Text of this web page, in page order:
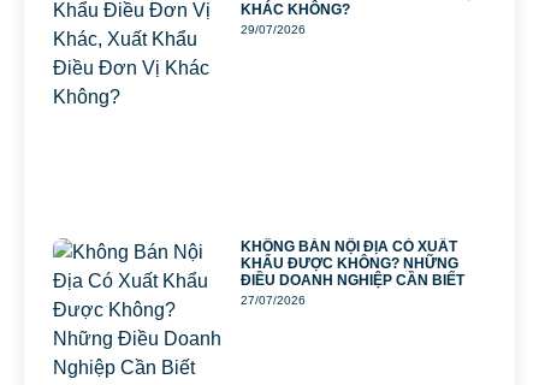
KHÁC KHÔNG?
29/07/2026
KHÔNG BÁN NỘI ĐỊA CÓ XUẤT
KHẨU ĐƯỢC KHÔNG? NHỮNG
ĐIỀU DOANH NGHIỆP CẦN BIẾT
27/07/2026